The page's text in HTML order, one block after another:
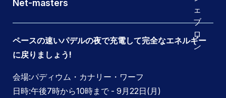
Net-masters
ペースの速いパデルの夜で充電して完全なエネルギー
に戻りましょう!
会場:パディウム・カナリー・ワーフ
日時:午後7時から10時まで - 9月22日(月)